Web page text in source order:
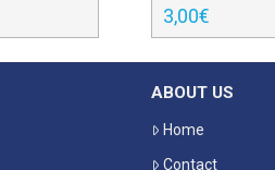
3,00€
ABOUT US
Home
Contact